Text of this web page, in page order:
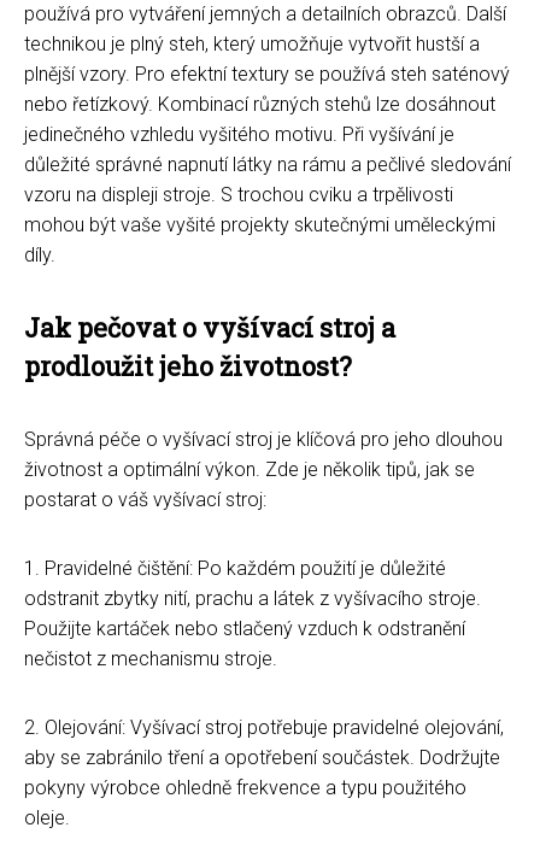
používá pro vytváření jemných a detailních obrazců. Další
technikou je plný steh, který umožňuje vytvořit hustší a
plnější vzory. Pro efektní textury se používá steh saténový
nebo řetízkový. Kombinací různých stehů lze dosáhnout
jedinečného vzhledu vyšitého motivu. Při vyšívání je
důležité správné napnutí látky na rámu a pečlivé sledování
vzoru na displeji stroje. S trochou cviku a trpělivosti
mohou být vaše vyšité projekty skutečnými uměleckými
díly.
Jak pečovat o vyšívací stroj a
prodloužit jeho životnost?
Správná péče o vyšívací stroj je klíčová pro jeho dlouhou
životnost a optimální výkon. Zde je několik tipů, jak se
postarat o váš vyšívací stroj:
1. Pravidelné čištění: Po každém použití je důležité
odstranit zbytky nití, prachu a látek z vyšívacího stroje.
Použijte kartáček nebo stlačený vzduch k odstranění
nečistot z mechanismu stroje.
2. Olejování: Vyšívací stroj potřebuje pravidelné olejování,
aby se zabránilo tření a opotřebení součástek. Dodržujte
pokyny výrobce ohledně frekvence a typu použitého
oleje.